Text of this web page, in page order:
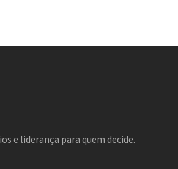
e liderança para quem decide.